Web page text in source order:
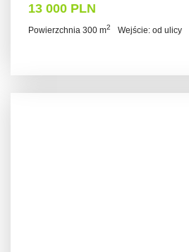
13 000 PLN
Powierzchnia 300 m2 Wejście: od ulicy